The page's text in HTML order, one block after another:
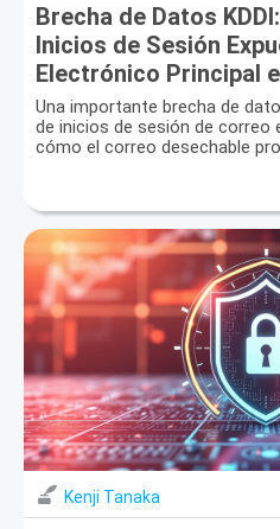
Brecha de Datos
Inicios de Sesión
Electrónico Principal
Una importante brecha de
de inicios de sesión de correo
cómo el correo desechable
Kenji Tanaka